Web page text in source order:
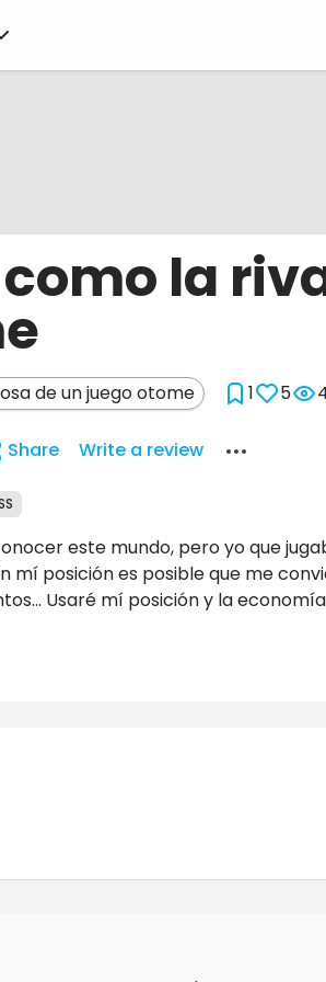
la
de un juego otome 1 5
Share Write a review
este mundo, pero yo que
mí posición es posible que me
Usaré mí posición y la